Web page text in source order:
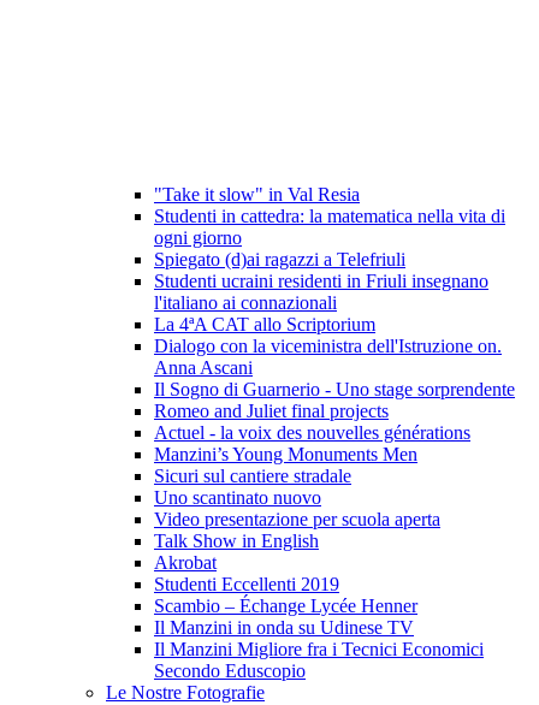
"Take it slow" in Val Resia
Studenti in cattedra: la matematica nella vita di
ogni giorno
Spiegato (d)ai ragazzi a Telefriuli
Studenti ucraini residenti in Friuli insegnano
l'italiano ai connazionali
La 4ªA CAT allo Scriptorium
Dialogo con la viceministra dell'Istruzione on.
Anna Ascani
Il Sogno di Guarnerio - Uno stage sorprendente
Romeo and Juliet final projects
Actuel - la voix des nouvelles générations
Manzini’s Young Monuments Men
Sicuri sul cantiere stradale
Uno scantinato nuovo
Video presentazione per scuola aperta
Talk Show in English
Akrobat
Studenti Eccellenti 2019
Scambio – Échange Lycée Henner
Il Manzini in onda su Udinese TV
Il Manzini Migliore fra i Tecnici Economici
Secondo Eduscopio
Le Nostre Fotografie